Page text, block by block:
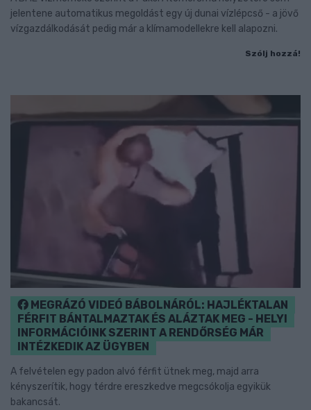
jelentene automatikus megoldást egy új dunai vízlépcső - a jövő
vízgazdálkodását pedig már a klímamodellekre kell alapozni.
Szólj hozzá!
MEGRÁZÓ VIDEÓ BÁBOLNÁRÓL: HAJLÉKTALAN
FÉRFIT BÁNTALMAZTAK ÉS ALÁZTAK MEG - HELYI
INFORMÁCIÓINK SZERINT A RENDŐRSÉG MÁR
INTÉZKEDIK AZ ÜGYBEN
A felvételen egy padon alvó férfit ütnek meg, majd arra
kényszerítik, hogy térdre ereszkedve megcsókolja egyikük
bakancsát.